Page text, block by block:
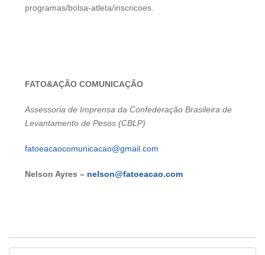
programas/bolsa-atleta/inscricoes.
FATO&AÇÃO COMUNICAÇÃO
Assessoria de Imprensa da Confederação Brasileira de
Levantamento de Pesos (CBLP)
fatoeacaocomunicacao@gmail.com
Nelson Ayres – nelson@fatoeacao.com